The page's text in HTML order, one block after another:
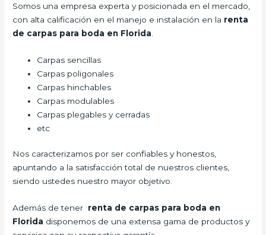
Somos una empresa experta y posicionada en el mercado,
con alta calificación en el manejo e instalación en la renta
de carpas para boda en Florida
Carpas sencillas
Carpas poligonales
Carpas hinchables
Carpas modulables
Carpas plegables y cerradas
etc
Nos caracterizamos por ser confiables y honestos,
apuntando a la satisfacción total de nuestros clientes,
siendo ustedes nuestro mayor objetivo.
Además de tener renta de carpas para boda en
Florida disponemos de una extensa gama de productos y